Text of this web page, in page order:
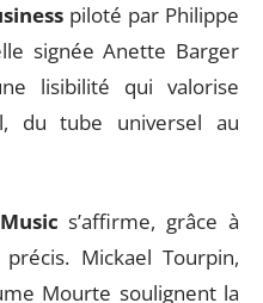
piloté par Philippe
signée Anette Barger
lisibilité qui valorise
du tube universel au
s’affirme, grâce à
Mickael Tourpin,
Mourte soulignent la